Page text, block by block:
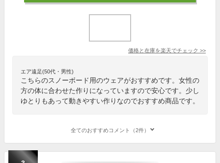
価格と在庫を楽天でチェック >>
エア遠足(50代・男性)
こちらのスノーボード用のウェアがおすすめです。女性の
方の体に合わせた作りになっていますので安心です。少し
ゆとりもあって動きやすい作りなのでおすすめ商品です。
全てのおすすめコメント（2件）